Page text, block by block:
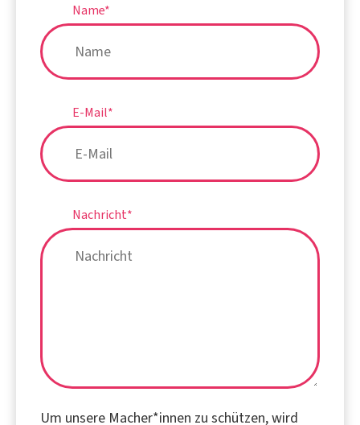
Name*
E-Mail*
Nachricht*
Um unsere Macher*innen zu schützen, wird